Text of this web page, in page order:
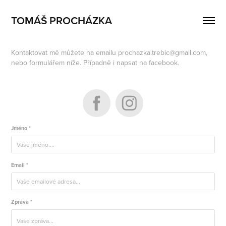
TOMÁŠ PROCHÁZKA
Kontaktovat mě můžete na emailu prochazka.trebic@gmail.com,
nebo formulářem níže. Případně i napsat na facebook.
Jméno *
Email *
Zpráva *